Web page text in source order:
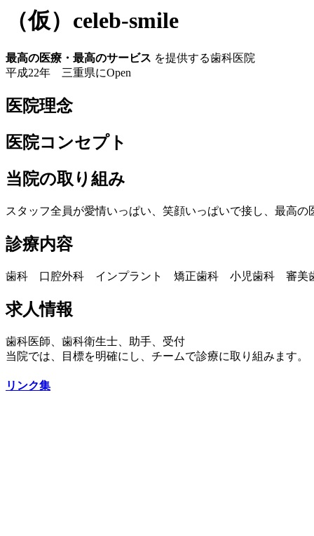
（仮）celeb-smile
最高の医療・最高のサービス を提供する歯科医院
平成22年 三重県にOpen
医院理念
医院コンセプト
当院の取り組み
スタッフ全員が愛情いっぱい、笑顔いっぱいで接し、最高の
診療内容
歯科 口腔外科 インプラント 矯正歯科 小児歯科 審美
求人情報
歯科医師、歯科衛生士、助手、受付
当院では、目標を明確にし、チームで診療に取り組みます。
リンク集